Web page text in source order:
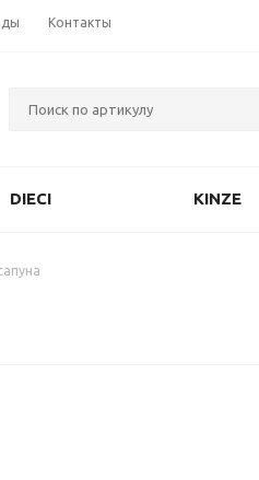
Контакты
DIECI KINZE